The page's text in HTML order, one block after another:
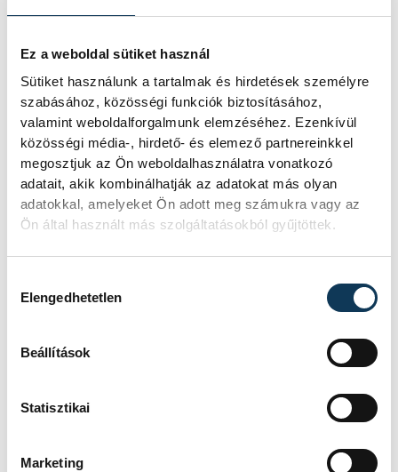
Ez a weboldal sütiket használ
Sütiket használunk a tartalmak és hirdetések személyre
szabásához, közösségi funkciók biztosításához,
valamint weboldalforgalmunk elemzéséhez. Ezenkívül
közösségi média-, hirdető- és elemező partnereinkkel
megosztjuk az Ön weboldalhasználatra vonatkozó
adatait, akik kombinálhatják az adatokat más olyan
adatokkal, amelyeket Ön adott meg számukra vagy az
Ön által használt más szolgáltatásokból gyűjtöttek.
Elengedhetetlen
Beállítások
Statisztikai
Marketing
SOROZAT FÉRFI KÉZILABDA NB I,
HAZAI
ONE VESZPRÉM
VENDÉG
OTP BANK-PICK SZEGED
IDŐPONT
2026. MÁJUS 29. 19:00
HELYSZÍN
ONE VESZPRÉM ARÉNA
EREDMÉNY
38-36
SOROZAT FÉRFI KÉZILABDA NB I,
OTP BANK-PICK SZEGED
VENDÉG
EREDMÉNY